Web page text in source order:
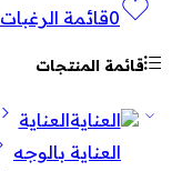
0قائمة الرغبات
قائمة المنتجات
العناية
العناية بالوجه